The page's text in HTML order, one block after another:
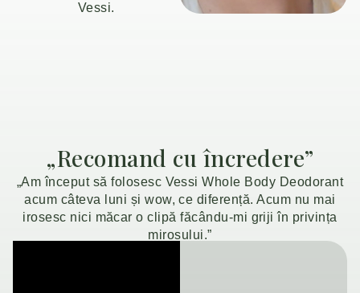
Vessi.
„Recomand cu încredere”
„Am început să folosesc Vessi Whole Body Deodorant
acum câteva luni și wow, ce diferență. Acum nu mai
irosesc nici măcar o clipă făcându-mi griji în privința
mirosului.”